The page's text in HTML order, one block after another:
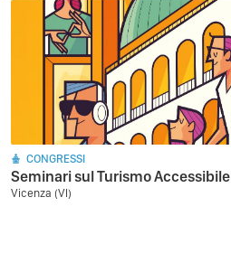
CONGRESSI
Seminari sul Turismo Accessibile
Vicenza (VI)